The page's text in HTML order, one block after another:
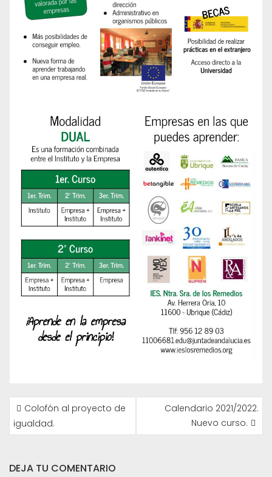
NAVEGACIÓN
DE
ENTRADAS
Colofón al proyecto de
igualdad.
Calendario 2021/2022.
Nuevo curso.
DEJA TU COMENTARIO